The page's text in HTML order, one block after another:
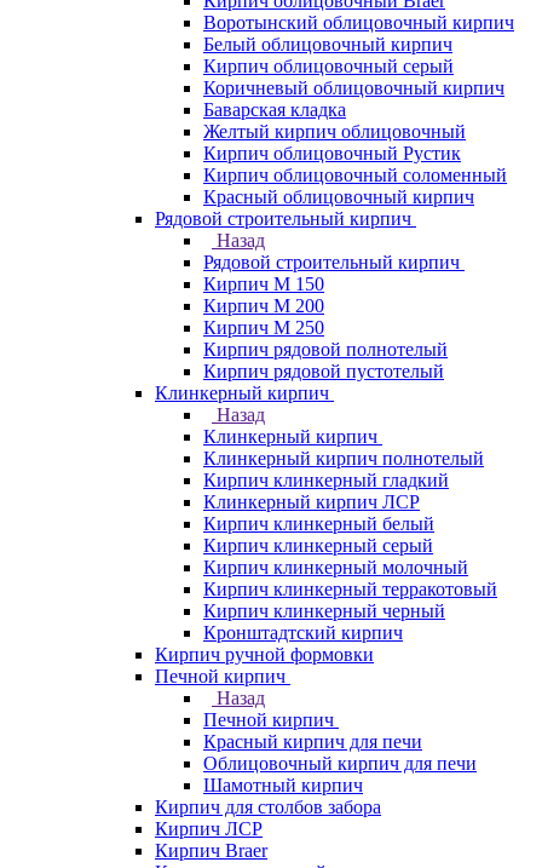
Воротынский облицовочный кирпич
Белый облицовочный кирпич
Кирпич облицовочный серый
Коричневый облицовочный кирпич
Баварская кладка
Желтый кирпич облицовочный
Кирпич облицовочный Рустик
Кирпич облицовочный соломенный
Красный облицовочный кирпич
Рядовой строительный кирпич
Назад
Рядовой строительный кирпич
Кирпич М 150
Кирпич М 200
Кирпич М 250
Кирпич рядовой полнотелый
Кирпич рядовой пустотелый
Клинкерный кирпич
Назад
Клинкерный кирпич
Клинкерный кирпич полнотелый
Кирпич клинкерный гладкий
Клинкерный кирпич ЛСР
Кирпич клинкерный белый
Кирпич клинкерный серый
Кирпич клинкерный молочный
Кирпич клинкерный терракотовый
Кирпич клинкерный черный
Кронштадтский кирпич
Кирпич ручной формовки
Печной кирпич
Назад
Печной кирпич
Красный кирпич для печи
Облицовочный кирпич для печи
Шамотный кирпич
Кирпич для столбов забора
Кирпич ЛСР
Кирпич Braer